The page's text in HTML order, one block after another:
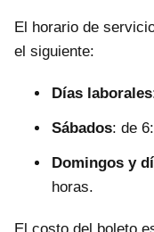
El horario de
el siguiente:
Días laborales
Sábados: de
Domingos y
horas.